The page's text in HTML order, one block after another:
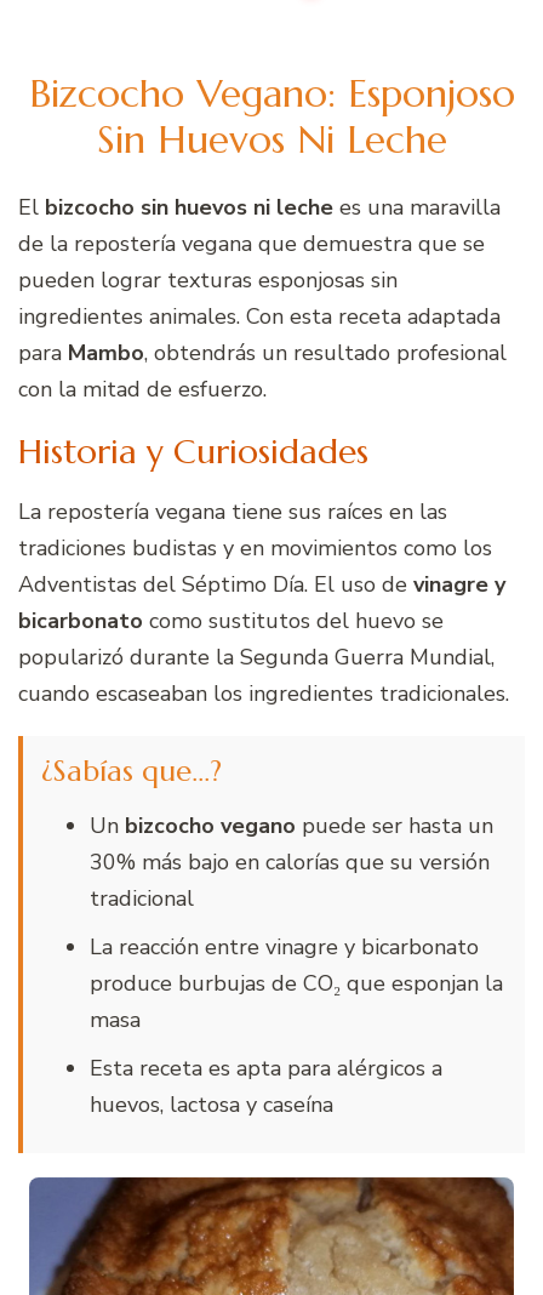
Bizcocho Vegano: Esponjoso
Sin Huevos Ni Leche
El bizcocho sin huevos ni leche es una maravilla
de la repostería vegana que demuestra que se
pueden lograr texturas esponjosas sin
ingredientes animales. Con esta receta adaptada
para Mambo, obtendrás un resultado profesional
con la mitad de esfuerzo.
Historia y Curiosidades
La repostería vegana tiene sus raíces en las
tradiciones budistas y en movimientos como los
Adventistas del Séptimo Día. El uso de vinagre y
bicarbonato como sustitutos del huevo se
popularizó durante la Segunda Guerra Mundial,
cuando escaseaban los ingredientes tradicionales.
¿Sabías que…?
Un bizcocho vegano puede ser hasta un
30% más bajo en calorías que su versión
tradicional
La reacción entre vinagre y bicarbonato
produce burbujas de CO₂ que esponjan la
masa
Esta receta es apta para alérgicos a
huevos, lactosa y caseína